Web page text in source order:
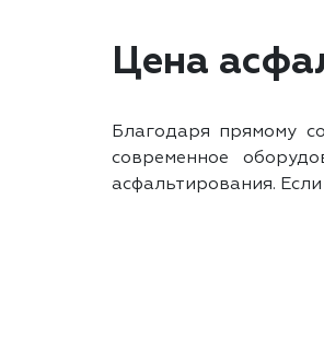
Цена
Благодаря прямому
современное
асфальтирования.